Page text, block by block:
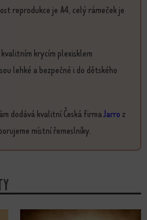
reprodukce je A4, celý rámeček je
krycím plexisklem
lehké a bezpečné i do dětského
dodává kvalitní Česká firmaJarroz
místní řemeslníky.
lze vybrat na stránce produktu